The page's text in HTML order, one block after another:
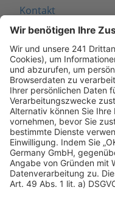
Kontakt
Seitenaufbau
Barrierefreiheit
Cookie Einstellungen
Rechtliches
AGB-Übersicht
Datenschutz
Impressum